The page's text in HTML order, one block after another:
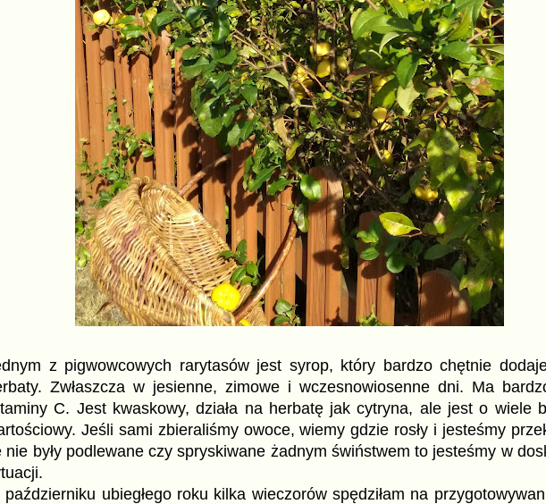
z pigwowcowych rarytasów jest syrop, który bardzo chętnie
Zwłaszcza w jesienne, zimowe i wczesnowiosenne dni. Ma
C. Jest kwaskowy, działa na herbatę jak cytryna, ale jest o wiele
Jeśli sami zbieraliśmy owoce, wiemy gdzie rosły i jesteśmy
nie były podlewane czy spryskiwane żadnym świństwem to jesteśmy w
październiku ubiegłego roku kilka wieczorów spędziłam na